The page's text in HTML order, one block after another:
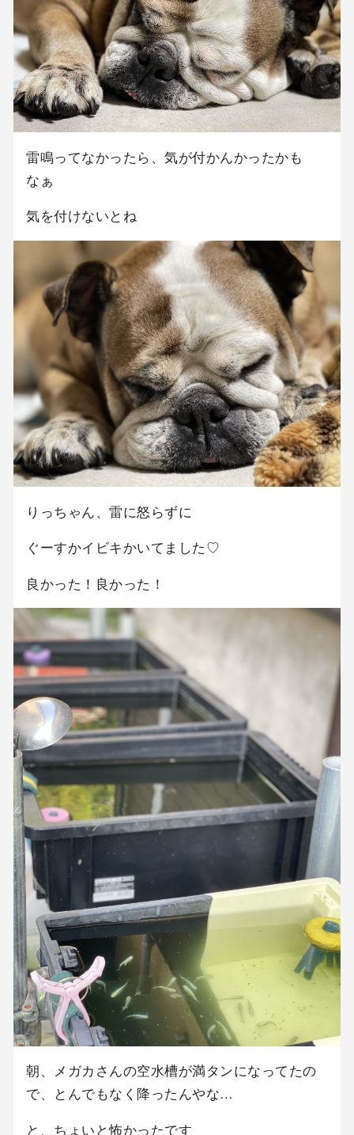
雷鳴ってなかったら、気が付かんかったかも
なぁ
気を付けないとね
りっちゃん、雷に怒らずに
ぐーすかイビキかいてました♡
良かった！良かった！
朝、メガカさんの空水槽が満タンになってたの
で、とんでもなく降ったんやな…
と、ちょいと怖かったです